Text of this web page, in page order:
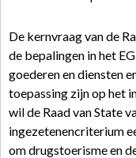
De kernvraag van de
de bepalingen in het
goederen en diensten
toepassing zijn op het
wil de Raad van State
ingezetenencriterium
om drugstoerisme en